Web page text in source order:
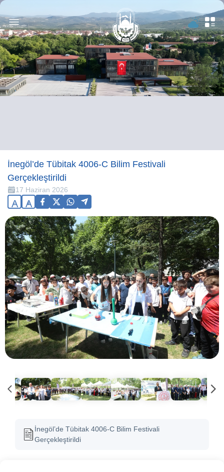
İnegöl’de Tübitak 4006-C Bilim Festivali
Gerçekleştirildi
17 Haziran 2026
A A
İnegöl’de Tübitak 4006-C Bilim Festivali
Gerçekleştirildi